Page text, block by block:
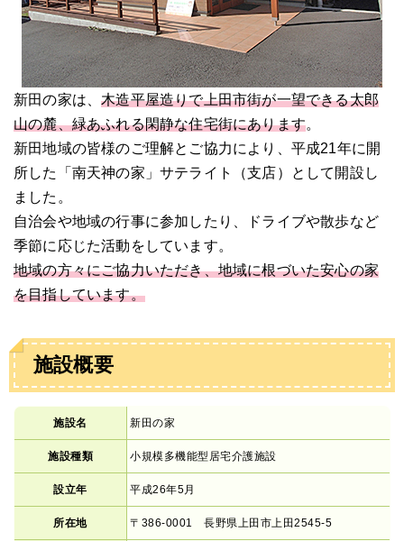
新田の家は、木造平屋造りで上田市街が一望できる太郎
山の麓、緑あふれる閑静な住宅街にあります。
新田地域の皆様のご理解とご協力により、平成21年に開
所した「南天神の家」サテライト（支店）として開設し
ました。
自治会や地域の行事に参加したり、ドライブや散歩など
季節に応じた活動をしています。
地域の方々にご協力いただき、地域に根づいた安心の家
を目指しています。
施設概要
施設名 新田の家
施設種類 小規模多機能型居宅介護施設
設立年 平成26年5月
所在地 〒386-0001 長野県上田市上田2545-5